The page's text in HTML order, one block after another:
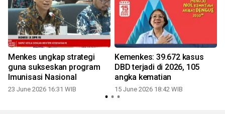
Menkes ungkap strategi
guna sukseskan program
Imunisasi Nasional
23 June 2026 16:31 WIB
Kemenkes: 39.672 kasus
DBD terjadi di 2026, 105
angka kematian
15 June 2026 18:42 WIB